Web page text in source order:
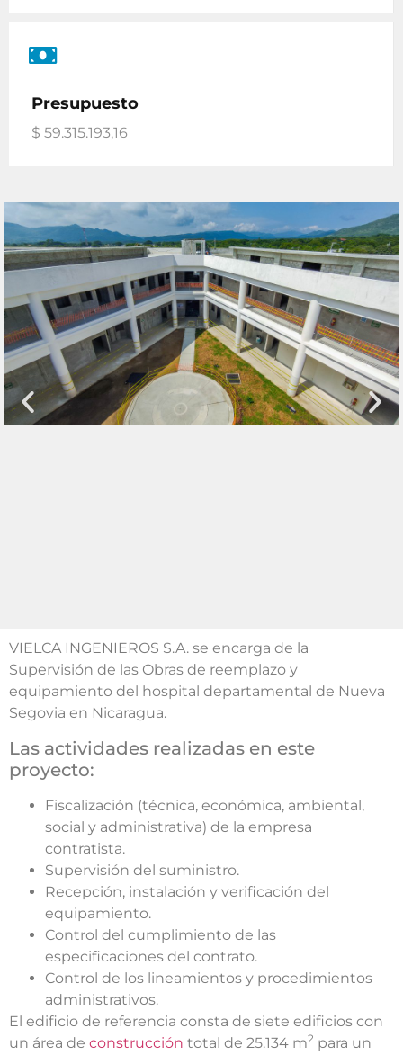
Presupuesto
$ 59.315.193,16
VIELCA INGENIEROS S.A. se encarga de la
Supervisión de las Obras de reemplazo y
equipamiento del hospital departamental de Nueva
Segovia en Nicaragua.
Las actividades realizadas en este
proyecto:
Fiscalización (técnica, económica, ambiental,
social y administrativa) de la empresa
contratista.
Supervisión del suministro.
Recepción, instalación y verificación del
equipamiento.
Control del cumplimiento de las
especificaciones del contrato.
Control de los lineamientos y procedimientos
administrativos.
El edificio de referencia consta de siete edificios con
un área de construcción total de 25.134 m2 para un